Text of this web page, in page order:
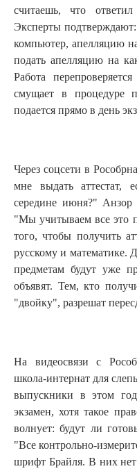
считаешь, что
Эксперты
компьютер, апелляцию
подать апелляцию на
Работа
смущает в процедуре
подается прямо в день
Через соцсети в
мне выдать аттестат,
середине июня?" Анзор
"Мы учитываем все это
того, чтобы получить
русскому и математике.
предметам будут уже
объявят. Тем, кто
"двойку", разрешат
На видеосвязи с
школа-интернат для
выпускники в этом
экзамен, хотя такое
волнует: будут ли
"Все контрольно-
шрифт Брайля. В них